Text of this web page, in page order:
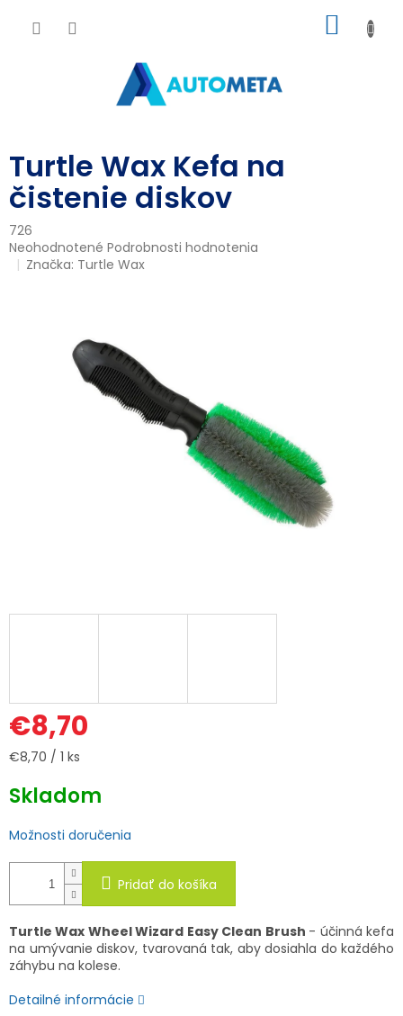
KOŠÍK
Turtle Wax Kefa na
čistenie diskov
726
Priemerné
hodnotenie
hviezdičiek.
Neohodnotené Podrobnosti hodnotenia
Značka: Turtle Wax
€8,70
Jednotková
€8,70 / 1 ks
Skladom
Možnosti doručenia
Pridať do košíka
Turtle Wax Wheel Wizard Easy Clean Brush - účinná kefa
na umývanie diskov, tvarovaná tak, aby dosiahla do každého
záhybu na kolese.
Detailné informácie